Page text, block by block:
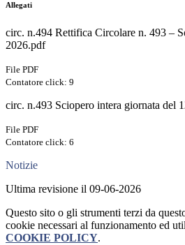
Allegati
circ. n.494 Rettifica Circolare n. 493 –
2026.pdf
File PDF
Contatore click: 9
circ. n.493 Sciopero intera giornata del
File PDF
Contatore click: 6
Notizie
Ultima revisione il 09-06-2026
Questo sito o gli strumenti terzi da
cookie necessari al funzionamento ed
COOKIE POLICY.